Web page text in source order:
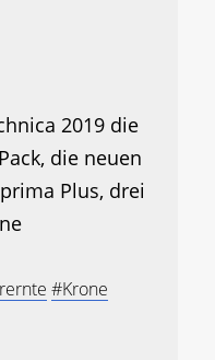
2019 die
die neuen
Plus, drei
#Krone